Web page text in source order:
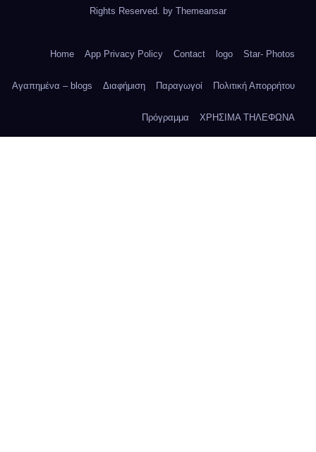
Rights Reserved. by Themeansar
Home App Privacy Policy Contact logo Star- Photos
Αγαπημένα – blogs Διαφήμιση Παραγωγοί Πολιτική Απορρήτου
Πρόγραμμα ΧΡΗΣΙΜΑ ΤΗΛΕΦΩΝΑ